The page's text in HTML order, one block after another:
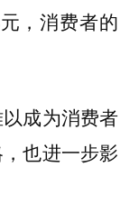
，消费者的
成为消费者
也进一步影